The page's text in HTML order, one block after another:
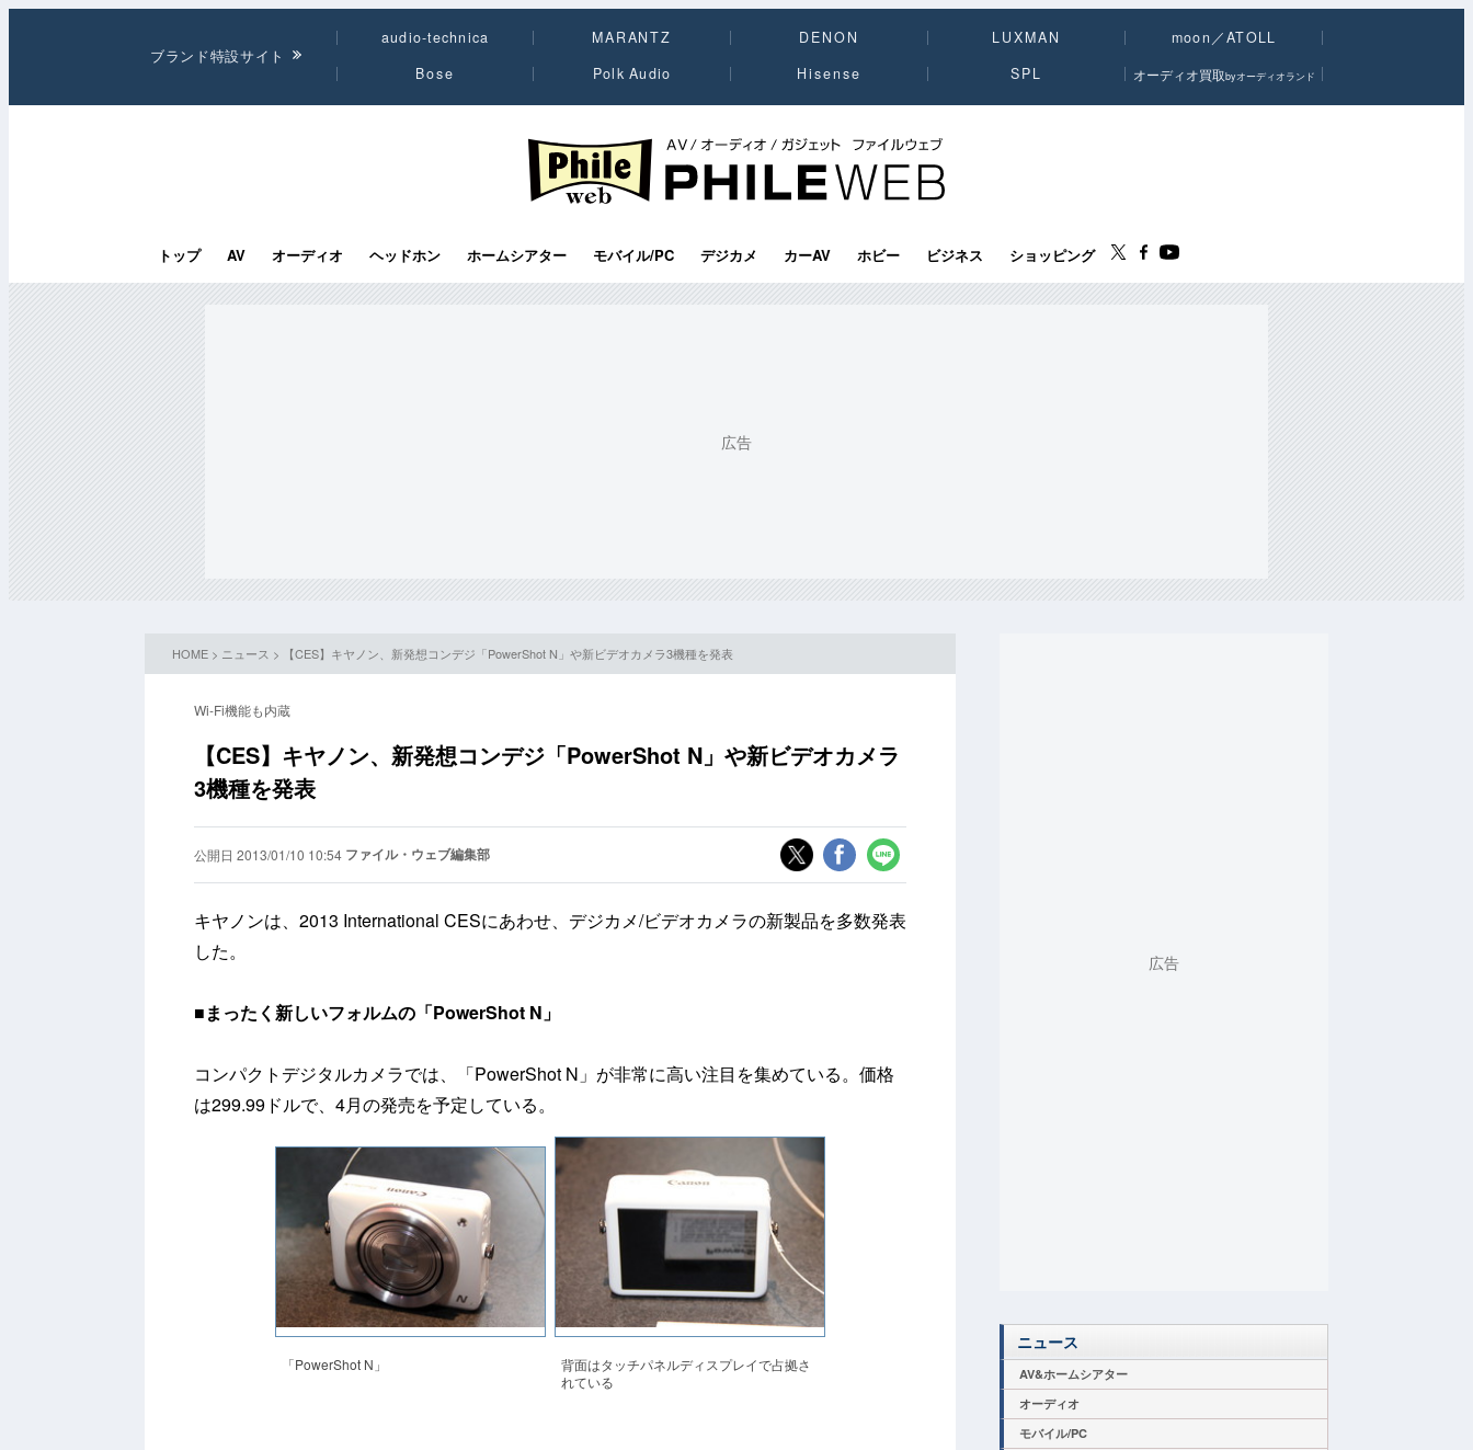
ブランド特設サイト
audio-technica MARANTZ DENON LUXMAN
moon／ATOLL
Bose
Polk Audio Hisense SPL オーディオ買取byオーディオランド
PHILE WEB｜AV/オーディオ/ガジェット
トップ AV オーディオ ヘッドホン ホームシアター モバイル/PC デジカメ カーAV ホビー ビジネス ショッピング
HOME > ニュース > 【CES】キヤノン、新発想コンデジ「PowerShot N」や新ビデオカメラ3機種を発表
Wi-Fi機能も内蔵
【CES】キヤノン、新発想コンデジ「PowerShot N」や新ビデオカメラ
3機種を発表
公開日 2013/01/10 10:54 ファイル・ウェブ編集部
キヤノンは、2013 International CESにあわせ、デジカメ/ビデオカメラの新製品を多数発表
した。
■まったく新しいフォルムの「PowerShot N」
コンパクトデジタルカメラでは、「PowerShot N」が非常に高い注目を集めている。価格
は299.99ドルで、4月の発売を予定している。
「PowerShot N」
背面はタッチパネルディスプレイで占拠さ
れている
ニュース
AV&ホームシアター
オーディオ
モバイル/PC